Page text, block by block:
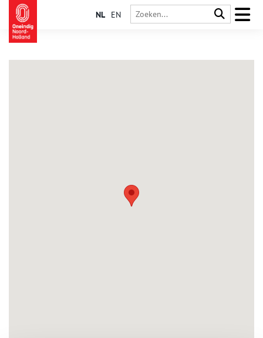
NL EN
De Weere